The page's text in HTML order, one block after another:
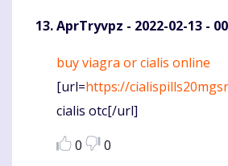
AprTryvpz - 2022-02-13 -
Komentaras
buy viagra or cialis online
[url=https://
cialis otc[/url]
0
0